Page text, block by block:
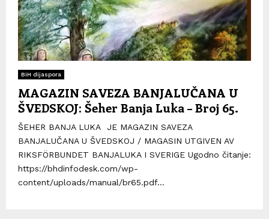
BiH dijaspora
MAGAZIN SAVEZA BANJALUČANA U
ŠVEDSKOJ: Šeher Banja Luka – Broj 65.
ŠEHER BANJA LUKA JE MAGAZIN SAVEZA
BANJALUČANA U ŠVEDSKOJ / MAGASIN UTGIVEN AV
RIKSFÖRBUNDET BANJALUKA I SVERIGE Ugodno čitanje:
https://bhdinfodesk.com/wp-
content/uploads/manual/br65.pdf...